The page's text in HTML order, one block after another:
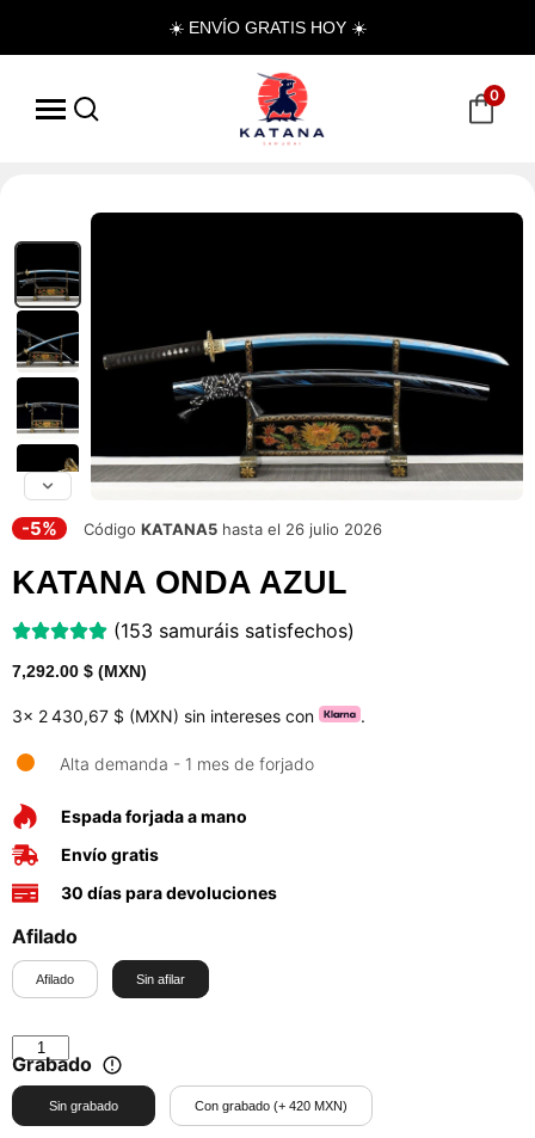
☀️ ENVÍO GRATIS HOY ☀️
0
-5% Código KATANA5 hasta el 26 julio 2026
KATANA ONDA AZUL
(153 samuráis satisfechos)
7,292.00 $ (MXN)
3x 2 430,67 $ (MXN) sin intereses con .
Alta demanda - 1 mes de forjado
Espada forjada a mano
Envío gratis
30 días para devoluciones
Afilado
Afilado Sin afilar
Grabado
Sin grabado Con grabado (+ 420 MXN)